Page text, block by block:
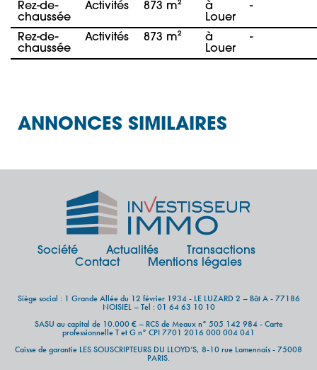
Rez-de-
chaussée
Activités 873 m²
à
Louer
-
Rez-de-
chaussée
Activités 873 m²
à
Louer
-
ANNONCES SIMILAIRES
Société Actualités
Transactions
Contact
Mentions légales
Siège social : 1 Grande Allée du 12 février 1934 - LE LUZARD 2 – Bât A - 77186
NOISIEL – Tel : 01 64 63 10 10
SASU au capital de 10.000 € – RCS de Meaux n° 505 142 984 - Carte
professionnelle T et G n° CPI 7701 2016 000 004 041
Caisse de garantie LES SOUSCRIPTEURS DU LLOYD’S, 8-10 rue Lamennais - 75008
PARIS.